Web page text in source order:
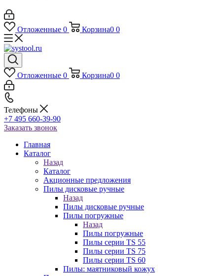
Отложенные 0 Корзина0 0
Отложенные 0 Корзина0 0
Телефоны
+7 495 660-39-90
Заказать звонок
Главная
Каталог
Назад
Каталог
Акционные предложения
Пилы дисковые ручные
Назад
Пилы дисковые ручные
Пилы погружные
Назад
Пилы погружные
Пилы серии TS 55
Пилы серии TS 75
Пилы серии TS 60
Пилы: маятниковый кожух